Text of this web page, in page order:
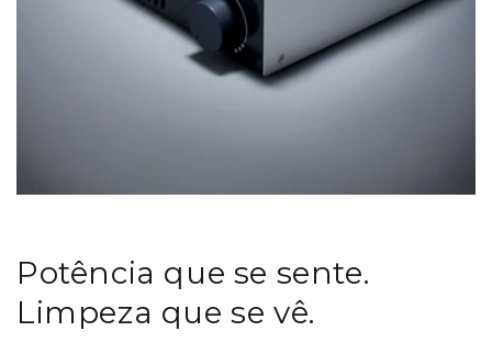
Potência que se sente.
Limpeza que se vê.